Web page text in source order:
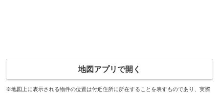
地図アプリで開く
※地図上に表示される物件の位置は付近住所に所在することを表すものであり、実際